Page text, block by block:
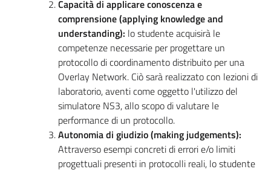
Capacità di applicare conoscenza e
comprensione (applying knowledge and
understanding): lo studente acquisirà le
competenze necessarie per progettare un
protocollo di coordinamento distribuito per una
Overlay Network. Ciò sarà realizzato con lezioni di
laboratorio, aventi come oggetto l'utilizzo del
simulatore NS3, allo scopo di valutare le
performance di un protocollo.
Autonomia di giudizio (making judgements):
Attraverso esempi concreti di errori e/o limiti
progettuali presenti in protocolli reali, lo studente